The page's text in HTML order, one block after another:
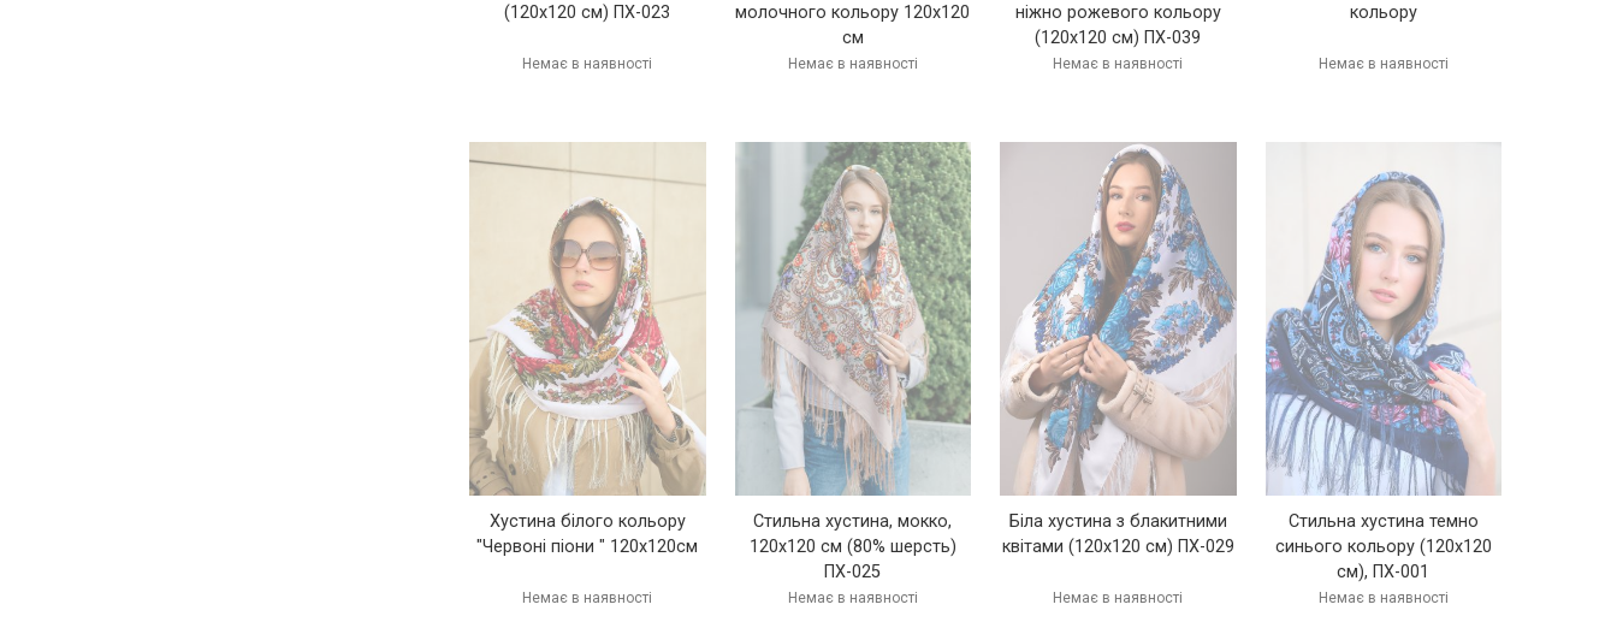
(120х120 см) ПХ-023
Немає в наявності
молочного кольору 120х120
см
Немає в наявності
ніжно рожевого кольору
(120х120 см) ПХ-039
Немає в наявності
кольору
Немає в наявності
Хустина білого кольору
"Червоні піони " 120х120см
Немає в наявності
Стильна хустина, мокко,
120х120 см (80% шерсть)
ПХ-025
Немає в наявності
Біла хустина з блакитними
квітами (120х120 см) ПХ-029
Немає в наявності
Стильна хустина темно
синього кольору (120х120
см), ПХ-001
Немає в наявності